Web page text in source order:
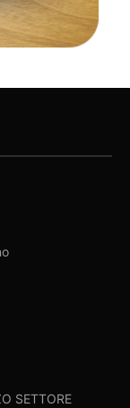
SETTORE